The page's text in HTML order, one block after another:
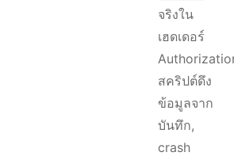
จริงใน
เฮดเดอร์
สคริปต์ดึง
ข้อมูลจาก
บันทึก,
crash